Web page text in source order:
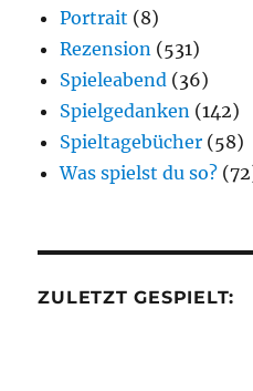
Portrait (8)
Rezension (531)
Spieleabend (36)
Spielgedanken (142)
Spieltagebücher (58)
Was spielst du so?
ZULETZT GESPIELT: